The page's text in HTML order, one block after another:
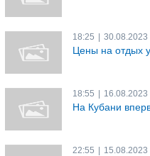
18:25 | 30.08.2023
Цены на отдых
18:55 | 16.08.2023
На Кубани
22:55 | 15.08.2023